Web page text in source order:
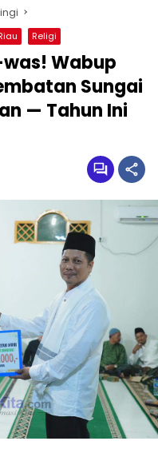
Religi
Wabup
Sungai
— Tahun Ini